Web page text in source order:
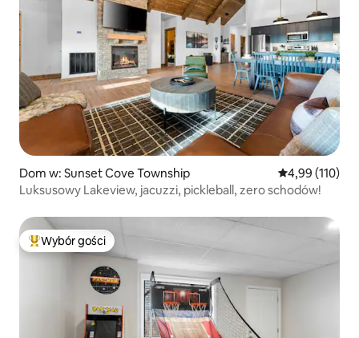
Dom w: Sunset Cove Township Średnia
4,99 (110)
Luksusowy Lakeview, jacuzzi, pickleball, zero schodów!
Najpopularniejsze z kategorii Wybór gości
Wybór gości